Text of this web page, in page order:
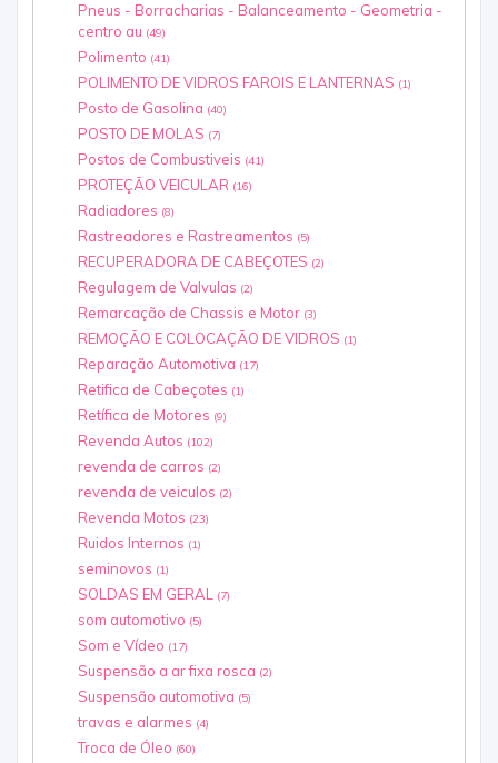
Pneus - Borracharias - Balanceamento - Geometria -
centro au (49)
Polimento (41)
POLIMENTO DE VIDROS FAROIS E LANTERNAS (1)
Posto de Gasolina (40)
POSTO DE MOLAS (7)
Postos de Combustiveis (41)
PROTEÇÃO VEICULAR (16)
Radiadores (8)
Rastreadores e Rastreamentos (5)
RECUPERADORA DE CABEÇOTES (2)
Regulagem de Valvulas (2)
Remarcação de Chassis e Motor (3)
REMOÇÃO E COLOCAÇÃO DE VIDROS (1)
Reparação Automotiva (17)
Retifica de Cabeçotes (1)
Retífica de Motores (9)
Revenda Autos (102)
revenda de carros (2)
revenda de veiculos (2)
Revenda Motos (23)
Ruidos Internos (1)
seminovos (1)
SOLDAS EM GERAL (7)
som automotivo (5)
Som e Vídeo (17)
Suspensão a ar fixa rosca (2)
Suspensão automotiva (5)
travas e alarmes (4)
Troca de Óleo (60)